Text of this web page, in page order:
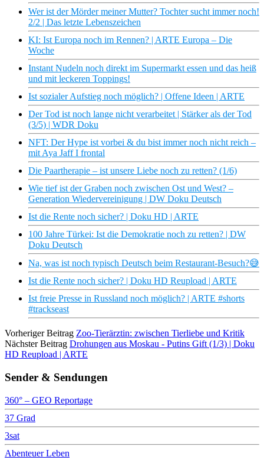
Wer ist der Mörder meiner Mutter? Tochter sucht immer noch!
2/2 | Das letzte Lebenszeichen
KI: Ist Europa noch im Rennen? | ARTE Europa – Die
Woche
Instant Nudeln noch direkt im Supermarkt essen und das heiß
und mit leckeren Toppings!
Ist sozialer Aufstieg noch möglich? | Offene Ideen | ARTE
Der Tod ist noch lange nicht verarbeitet | Stärker als der Tod
(3/5) | WDR Doku
NFT: Der Hype ist vorbei & du bist immer noch nicht reich –
mit Aya Jaff I frontal
Die Paartherapie – ist unsere Liebe noch zu retten? (1/6)
Wie tief ist der Graben noch zwischen Ost und West? –
Generation Wiedervereinigung | DW Doku Deutsch
Ist die Rente noch sicher? | Doku HD | ARTE
100 Jahre Türkei: Ist die Demokratie noch zu retten? | DW
Doku Deutsch
Na, was ist noch typisch Deutsch beim Restaurant-Besuch?😅
Ist die Rente noch sicher? | Doku HD Reupload | ARTE
Ist freie Presse in Russland noch möglich? | ARTE #shorts
#trackseast
Vorheriger Beitrag Zoo-Tierärztin: zwischen Tierliebe und Kritik
Nächster Beitrag Drohungen aus Moskau - Putins Gift (1/3) | Doku
HD Reupload | ARTE
Sender & Sendungen
360° – GEO Reportage
37 Grad
3sat
Abenteuer Leben